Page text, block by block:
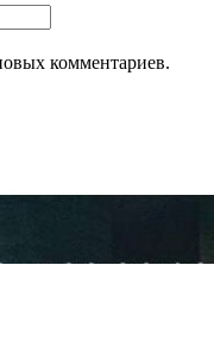
комментариев.